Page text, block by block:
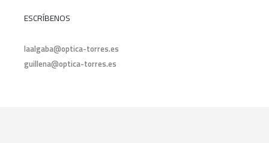
ESCRÍBENOS
laalgaba@optica-torres.es
guillena@optica-torres.es